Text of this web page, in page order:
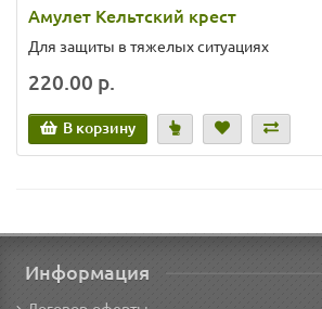
Амулет Кельтский крест
Для защиты в тяжелых ситуациях
220.00 р.
В корзину
Информация